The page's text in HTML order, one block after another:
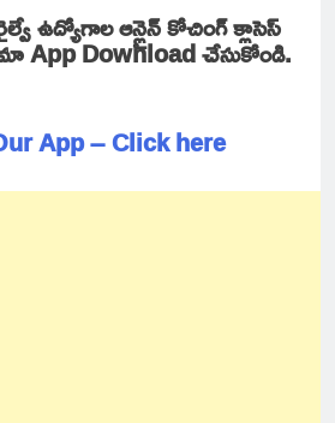
ఉద్యోగాల ఆన్లైన్ కోచింగ్ క్లాసెస్
App Download చేసుకోండి.
App – Click here